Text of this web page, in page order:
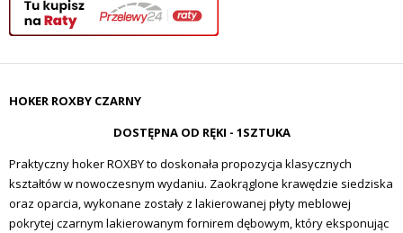
HOKER ROXBY CZARNY
DOSTĘPNA OD RĘKI - 1SZTUKA
Praktyczny hoker ROXBY to doskonała propozycja klasycznych
kształtów w nowoczesnym wydaniu. Zaokrąglone krawędzie siedziska
oraz oparcia, wykonane zostały z lakierowanej płyty meblowej
pokrytej czarnym lakierowanym fornirem dębowym, który eksponując